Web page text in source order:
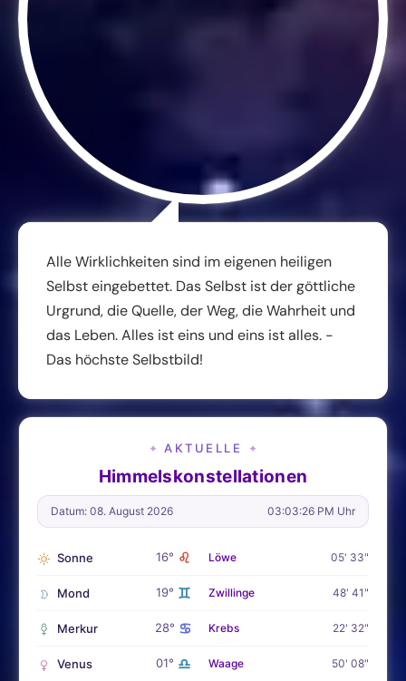
Alle Wirklichkeiten sind im eigenen heiligen
Selbst eingebettet. Das Selbst ist der göttliche
Urgrund, die Quelle, der Weg, die Wahrheit und
das Leben. Alles ist eins und eins ist alles. -
Das höchste Selbstbild!
✦ AKTUELLE ✦
Himmelskonstellationen
Datum: 08. August 2026 03:03:27 PM Uhr
Sonne 16° ♌ Löwe 05' 33"
Mond 19° ♊ Zwillinge 48' 41"
Merkur 28° ♋ Krebs 22' 32"
Venus 01° ♎ Waage 50' 08"